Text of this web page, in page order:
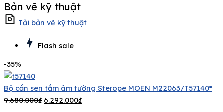
Bản vẽ kỹ thuật
Tải bản vẽ kỹ thuật
Flash sale
-35%
Bộ cần sen tắm âm tường Sterope MOEN M22063/T57140*
9.680.000₫ 6.292.000₫